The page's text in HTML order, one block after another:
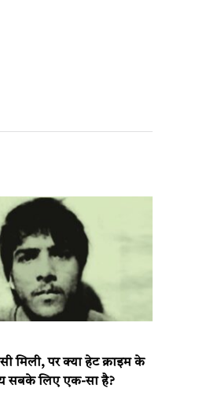
मिली, पर क्या हेट क्राइम के
सबके लिए एक-सा है?